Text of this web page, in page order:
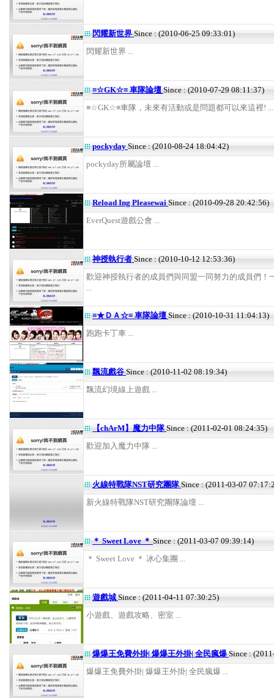
閃耀新世界Since : (2010-06-25 09:33:01)
閃耀新世界 ...
≡☆GK☆≡ 車隊論壇 Since : (2010-07-29 08:11:37)
≡☆GK☆≡車隊，未來有活動或是問題都可以來這裡! ...
pockyday Since : (2010-08-24 18:04:42)
pockyday所屬論壇 ...
Reload Ing Pleasewai Since : (2010-09-28 20:42:56)
EverQuest遊戲公會 ...
神授執行者 Since : (2010-10-12 12:53:36)
歡迎神授執行者的成員們與同盟一同努力的成員們！
...
≡★ＤＡ☆≡ 車隊論壇 Since : (2010-10-31 11:04:13)
跑跑卡丁車 ...
飄流戲谷Since : (2010-11-02 08:19:34)
飄流幻境線上遊戲 ...
【chArM】魔力中隊Since : (2011-02-01 08:24:35)
歡迎加入魔力中隊 ...
火線特戰隊NST研究團隊Since : (2011-03-07
新火線特戰隊NST研究團隊論壇 ...
＊ Sweet Love ＊ Since : (2011-03-07 09:39:14)
＊ Sweet Love ＊ 冰心集團 ...
遊戲城 Since : (2011-04-11 07:30:25)
小遊戲、遊戲攻略、密室 ...
爆爆王免費外掛| 爆爆王外掛| 全民瘋爆Since :
爆爆王免費外掛| 爆爆王外掛| 全民瘋爆 ...